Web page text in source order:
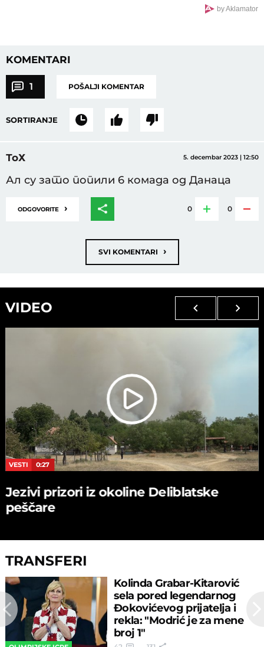
by Aklamator
KOMENTARI
1 POŠALJI KOMENTAR
SORTIRANJE
ТоХ 5. decembar 2023 | 12:50
Ал су зато попили 6 комада од Данаца
ODGOVORITE › 0 0
SVI KOMENTARI ›
VIDEO
VESTI 0:27
Jezivi prizori iz okoline Deliblatske
peščare
TRANSFERI
Kolinda Grabar-Kitarović
sela pored legendarnog
Đokovićevog prijatelja i
rekla: "Modrić je za mene
broj 1"